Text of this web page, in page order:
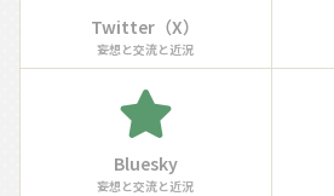
Twitter（X）
妄想と交流と近況
Bluesky
妄想と交流と近況